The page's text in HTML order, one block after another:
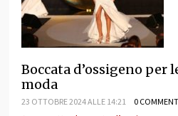
Boccata d’ossigeno per
moda
23 OTTOBRE 2024 ALLE 14:21 0